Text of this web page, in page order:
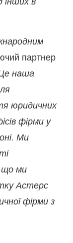
партнер
наша
юридичних
фірми у
Ми
що ми
Астерс
фірми з